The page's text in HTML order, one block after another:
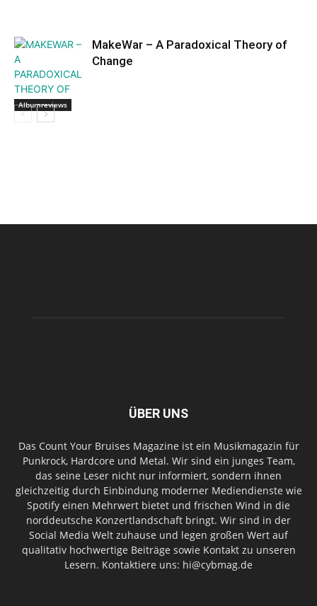
Albumreviews
MakeWar – A Paradoxical Theory of
Change
ÜBER UNS
Das Count Your Bruises Magazine ist ein Musikmagazin für
Punkrock, Hardcore und Metal. Wir sind ein junges Team,
das seine Leser nicht nur informiert, sondern ihnen
gleichzeitig durch Einbindung moderner Mediendienste wie
Spotify einen Mehrwert bietet und frischen Wind in die
norddeutsche Konzertlandschaft bringt. Wir sind in der
Social Media Welt zuhause und legen großen Wert auf
qualitativ hochwertige Beiträge sowie Kontakt zu unseren
Lesern. Kontaktiere uns: hi@cybmag.de